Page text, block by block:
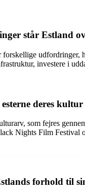
står Estland
forskellige udfordringer,
investere i
deres
som fejres
Nights Film Festival
forhold til